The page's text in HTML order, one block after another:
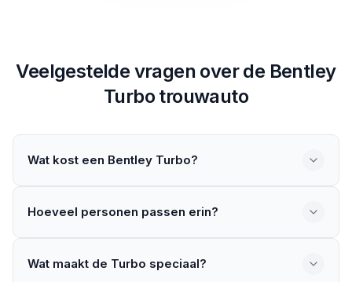
Veelgestelde vragen over de Bentley
Turbotrouwauto
Wat kost een Bentley Turbo?
€450 en €800 per dag. Een krachtige, luxe Bentley met
Hoeveel personen passen erin?
veel luxe en comfort.
Wat maakt de Turbo speciaal?